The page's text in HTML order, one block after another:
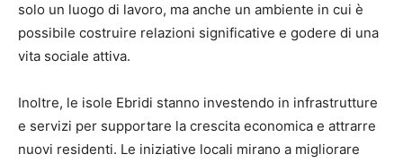
solo un luogo di lavoro, ma anche un ambiente in cui è
possibile costruire relazioni significative e godere di una
vita sociale attiva.
Inoltre, le isole Ebridi stanno investendo in infrastrutture
e servizi per supportare la crescita economica e attrarre
nuovi residenti. Le iniziative locali mirano a migliorare